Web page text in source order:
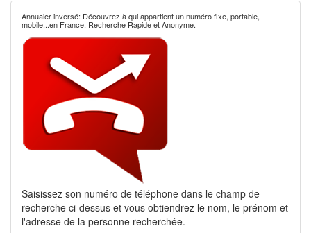
Annuaier inversé: Découvrez à qui appartient un numéro fixe, portable,
mobile...en France. Recherche Rapide et Anonyme.
Saisissez son numéro de téléphone dans le champ de
recherche ci-dessus et vous obtiendrez le nom, le prénom et
l'adresse de la personne recherchée.